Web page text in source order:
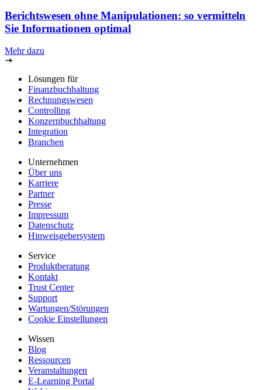
Berichtswesen ohne Manipulationen: so vermitteln
Sie Informationen optimal
Mehr dazu
Lösungen für
Finanzbuchhaltung
Rechnungswesen
Controlling
Konzernbuchhaltung
Integration
Branchen
Unternehmen
Über uns
Karriere
Partner
Presse
Impressum
Datenschutz
Hinweisgebersystem
Service
Produktberatung
Kontakt
Trust Center
Support
Wartungen/Störungen
Cookie Einstellungen
Wissen
Blog
Ressourcen
Veranstaltungen
E-Learning Portal